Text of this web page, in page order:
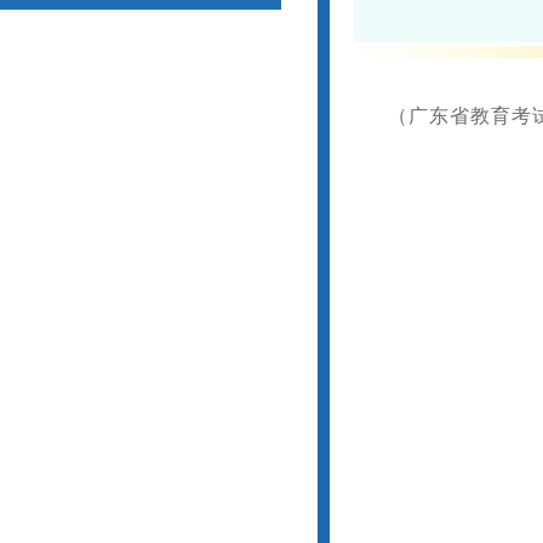
（广东省教育考